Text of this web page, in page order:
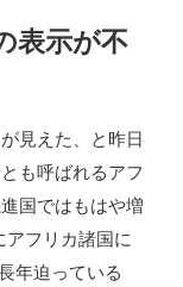
表示が不
見えた、と昨日
も呼ばれるアフ
国ではもはや増
フリカ諸国に
年迫っている